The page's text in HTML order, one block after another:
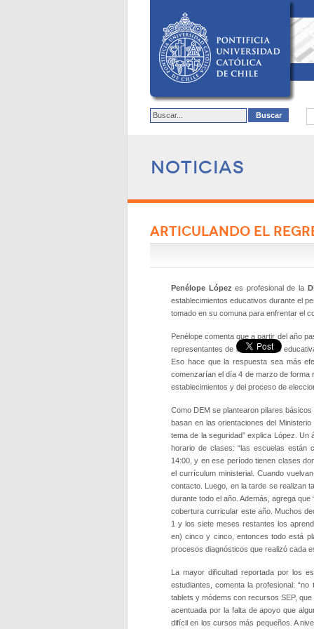
Noticias
ARTICULANDO EL
Penélope Lópezes profesional de la
establecimientos educativos durante el
tomado en su comuna para enfrentar el
Penélope comenta que a partir del año
representantes de la comunidad
Eso hace que la respuesta sea más
comenzarían el día 4 de marzo de forma
establecimientos y del proceso de
Como DEM se plantearon pilares
basan en las orientaciones del
tema de la seguridad” explica López. Un
horario de clases: “las escuelas están
14:00, y en ese período tienen clases
el currículum ministerial. Cuando
contacto. Luego, en la tarde se realizan
durante todo el año. Además, agrega
cobertura curricular este año. Muchos
1 y los siete meses restantes los
en) cinco y cinco, entonces todo está
procesos diagnósticos que realizó cada
La mayor dificultad reportada por los
estudiantes, comenta la profesional:
tablets y módems con recursos SEP,
acentuada por la falta de apoyo que
difícil en los cursos más pequeños. A